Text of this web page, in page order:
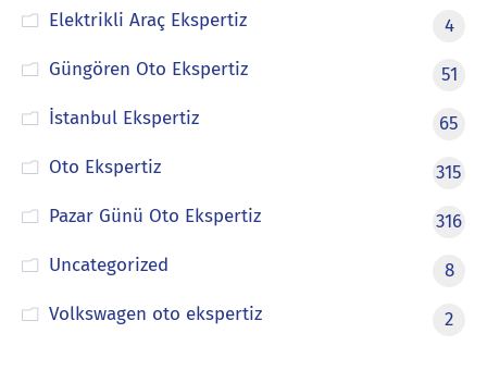
Elektrikli Araç Ekspertiz
4
Güngören Oto Ekspertiz
51
İstanbul Ekspertiz
65
Oto Ekspertiz
315
Pazar Günü Oto Ekspertiz
316
Uncategorized
8
Volkswagen oto ekspertiz
2